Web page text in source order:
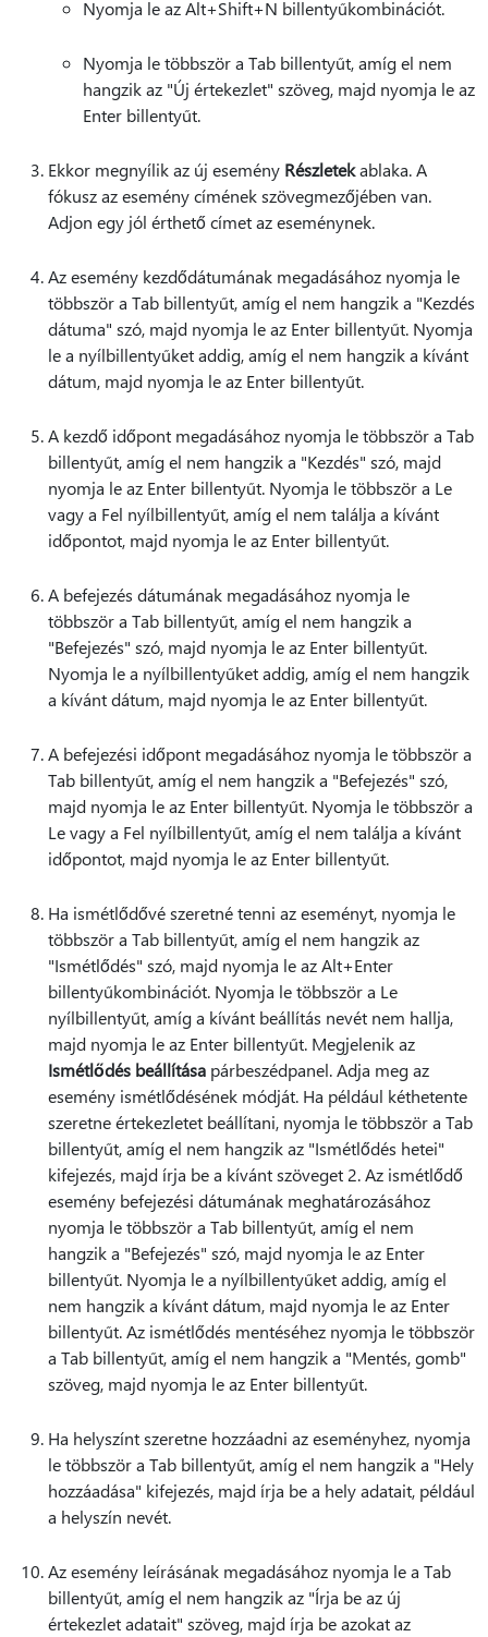
Nyomja le az Alt+Shift+N billentyűkombinációt.
Nyomja le többször a Tab billentyűt, amíg el nem
hangzik az "Új értekezlet" szöveg, majd nyomja le az
Enter billentyűt.
Ekkor megnyílik az új esemény Részletekablaka. A
fókusz az esemény címének szövegmezőjében van.
Adjon egy jól érthető címet az eseménynek.
Az esemény kezdődátumának megadásához nyomja le
többször a Tab billentyűt, amíg el nem hangzik a "Kezdés
dátuma" szó, majd nyomja le az Enter billentyűt. Nyomja
le a nyílbillentyűket addig, amíg el nem hangzik a kívánt
dátum, majd nyomja le az Enter billentyűt.
A kezdő időpont megadásához nyomja le többször a Tab
billentyűt, amíg el nem hangzik a "Kezdés" szó, majd
nyomja le az Enter billentyűt. Nyomja le többször a Le
vagy a Fel nyílbillentyűt, amíg el nem találja a kívánt
időpontot, majd nyomja le az Enter billentyűt.
A befejezés dátumának megadásához nyomja le
többször a Tab billentyűt, amíg el nem hangzik a
"Befejezés" szó, majd nyomja le az Enter billentyűt.
Nyomja le a nyílbillentyűket addig, amíg el nem hangzik
a kívánt dátum, majd nyomja le az Enter billentyűt.
A befejezési időpont megadásához nyomja le többször a
Tab billentyűt, amíg el nem hangzik a "Befejezés" szó,
majd nyomja le az Enter billentyűt. Nyomja le többször a
Le vagy a Fel nyílbillentyűt, amíg el nem találja a kívánt
időpontot, majd nyomja le az Enter billentyűt.
Ha ismétlődővé szeretné tenni az eseményt, nyomja le
többször a Tab billentyűt, amíg el nem hangzik az
"Ismétlődés" szó, majd nyomja le az Alt+Enter
billentyűkombinációt. Nyomja le többször a Le
nyílbillentyűt, amíg a kívánt beállítás nevét nem hallja,
majd nyomja le az Enter billentyűt. Megjelenik az
Ismétlődés beállítása párbeszédpanel. Adja meg az
esemény ismétlődésének módját. Ha például kéthetente
szeretne értekezletet beállítani, nyomja le többször a Tab
billentyűt, amíg el nem hangzik az "Ismétlődés hetei"
kifejezés, majd írja be a kívánt szöveget 2. Az ismétlődő
esemény befejezési dátumának meghatározásához
nyomja le többször a Tab billentyűt, amíg el nem
hangzik a "Befejezés" szó, majd nyomja le az Enter
billentyűt. Nyomja le a nyílbillentyűket addig, amíg el
nem hangzik a kívánt dátum, majd nyomja le az Enter
billentyűt. Az ismétlődés mentéséhez nyomja le többször
a Tab billentyűt, amíg el nem hangzik a "Mentés, gomb"
szöveg, majd nyomja le az Enter billentyűt.
Ha helyszínt szeretne hozzáadni az eseményhez, nyomja
le többször a Tab billentyűt, amíg el nem hangzik a "Hely
hozzáadása" kifejezés, majd írja be a hely adatait, például
a helyszín nevét.
Az esemény leírásának megadásához nyomja le a Tab
billentyűt, amíg el nem hangzik az "Írja be az új
értekezlet adatait" szöveg, majd írja be azokat az